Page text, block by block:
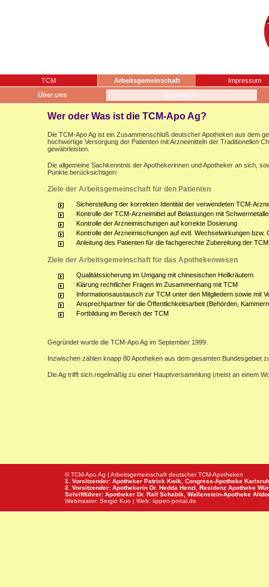
TCM Arbeitsgemeinschaft
Impressum
Über uns
Wer oder Was ist die TCM-Apo Ag?
Die TCM-Apo Ag ist ein Zusammenschluß deutscher Apotheken aus dem
hochwertige Versorgung der Patienten mit Arzneimitteln der Traditionellen
gewährleisten.
Die allgemeine Sachkenntnis der Apothekerinnen und Apotheker an sich,
Punkte berücksichtigen:
Ziele der Arbeitsgemeinschaft für den Patienten
Sicherstellung der korrekten Identität der verwendeten TCM-
Kontrolle der TCM-Arzneimittel auf Belastungen mit
Kontrolle der Arzneimischungen auf korrekte Dosierung
Kontrolle der Arzneimischungen auf evtl. Wechselwirkungen
Anleitung des Patienten für die fachgerechte Zubereitung der
Ziele der Arbeitsgemeinschaft für das Apothekenwesen
Qualitätssicherung im Umgang mit chinesischen Heilkräutern
Klärung rechtlicher Fragen im Zusammenhang mit TCM
Informationsaustausch zur TCM unter den Mitgliedern sowie mit
Ansprechpartner für die Öffentlichkeitsarbeit (Behörden,
Fortbildung im Bereich der TCM
Gegründet wurde die TCM-Apo Ag im September 1999.
Inzwischen zählen knapp 80 Apotheken aus dem gesamten Bundesgebiet
Die Ag trifft sich regelmäßig zu einer Hauptversammlung (meist an einem
© TCM-Apo Ag | Arbeitsgemeinschaft deutscher TCM-Apotheken
1. Vorsitzender: Apotheker Patrick Kwik, Congress-Apotheke
2. Vorsitzender: Apothekerin Dr. Hedda Henzl, Residenz Apotheke
Schriftführer: Apotheker Dr. Ralf Schabik, Wallenstein-Apotheke
Webmaster: Sergio Kuo | Web: tippen-portal.de